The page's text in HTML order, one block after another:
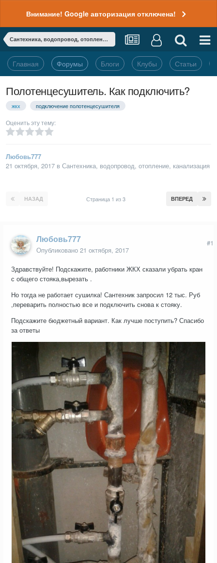
Внимание! Google авторизация отключена!
Сантехника, водопровод, отопление, канализация
Главная Форумы Блоги Клубы Статьи
Полотенцесушитель. Как подключить?
жкх подключение полотенцесушителя
Оценить эту тему:
Любовь777
21 октября, 2017 в Сантехника, водопровод, отопление, канализация
НАЗАД ВПЕРЕД
Страница 1 из 3
Любовь777
Опубликовано 21 октября, 2017
#1
Здравствуйте! Подскажите, работники ЖКХ сказали убрать кран
с общего стояка,вырезать .
Но тогда не работает сушилка! Сантехник запросил 12 тыс. Руб
,переварить полностью все и подключить снова к стояку.
Подскажите бюджетный вариант. Как лучше поступить? Спасибо
за ответы